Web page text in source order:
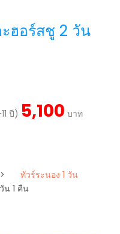
ะฮอร์สชู 2 วัน
ปี) 5,100 บาท
>
ทัวร์ระนอง 1 วัน
น 1 คืน